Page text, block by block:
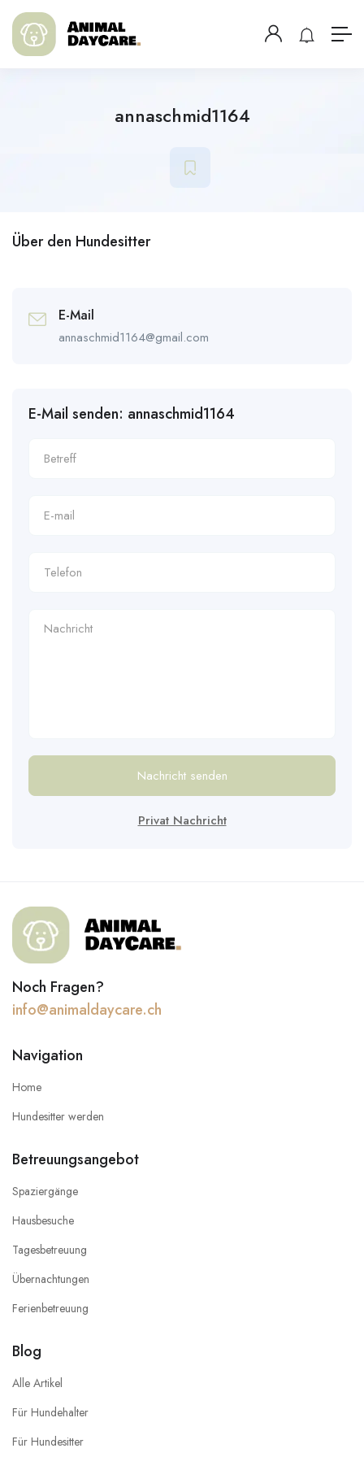
annaschmid1164
Über den Hundesitter
E-Mail
annaschmid1164@gmail.com
E-Mail senden: annaschmid1164
Nachricht senden
Privat Nachricht
Noch Fragen?
info@animaldaycare.ch
Navigation
Home
Hundesitter werden
Betreuungsangebot
Spaziergänge
Hausbesuche
Tagesbetreuung
Übernachtungen
Ferienbetreuung
Blog
Alle Artikel
Für Hundehalter
Für Hundesitter